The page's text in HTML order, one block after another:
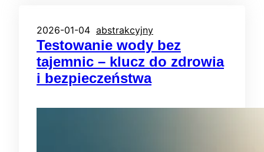
2026-01-04 abstrakcyjny
Testowanie wody bez
tajemnic – klucz do zdrowia
i bezpieczeństwa